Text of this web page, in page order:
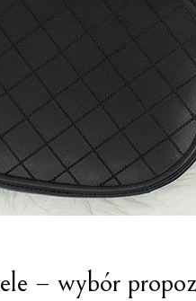
– wybór